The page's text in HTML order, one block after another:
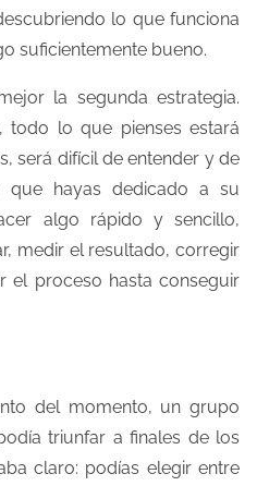
lo que funciona
suficientemente bueno.
la segunda estrategia.
todo lo que pienses estará
será difícil de entender y de
que hayas dedicado a su
algo rápido y sencillo,
medir el resultado, corregir
el proceso hasta conseguir
del momento, un grupo
triunfar a finales de los
claro: podías elegir entre